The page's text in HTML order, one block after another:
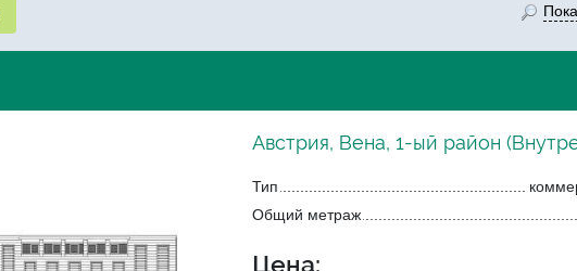
Австрия, Вена, 1-ый район
Тип
Общий метраж
Цена: